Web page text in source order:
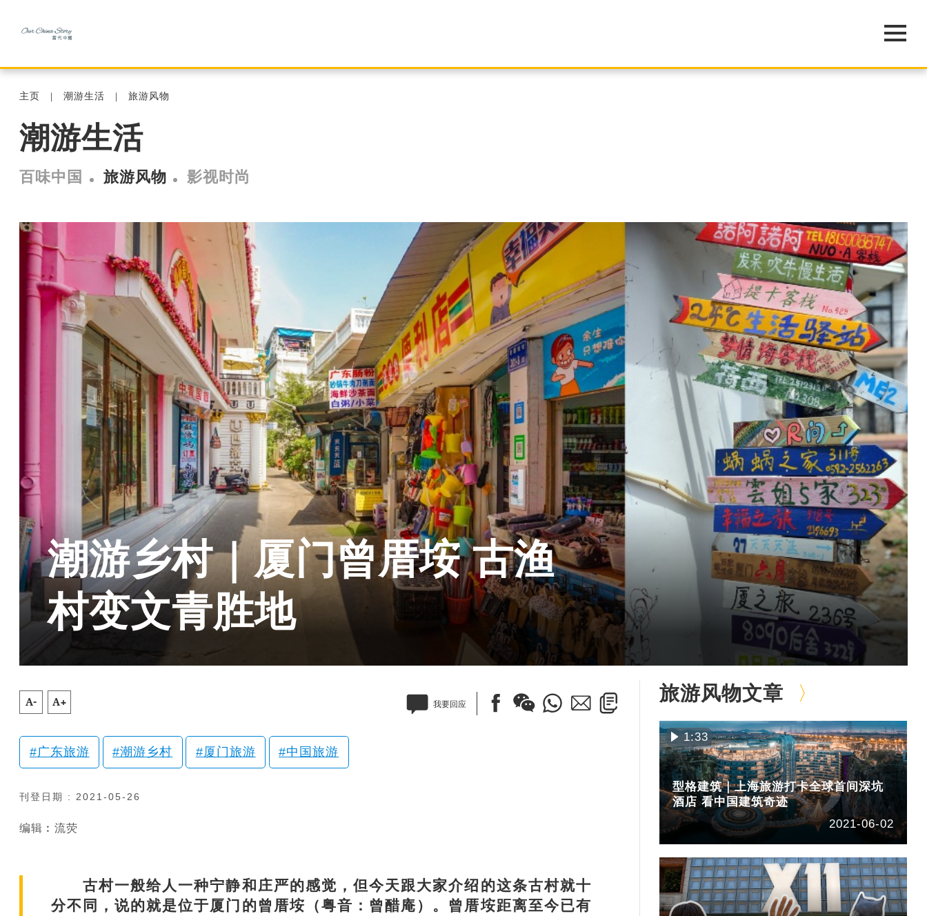
主页 潮游生活 旅游风物
潮游生活
百味中国 旅游风物 影视时尚
潮游乡村｜厦门曾厝垵 古渔
村变文青胜地
A- A+ 我要回应
广东旅游 潮游乡村 厦门旅游 中国旅游
刊登日期 : 2021-05-26
编辑︰流荧
古村一般给人一种宁静和庄严的感觉，但今天跟大家介绍的这条古村就十
分不同，说的就是位于厦门的曾厝垵（粤音：曾醋庵）。曾厝垵距离至今已有
旅游风物文章
1:33
型格建筑｜上海旅游打卡全球首间深坑
酒店 看中国建筑奇迹
2021-06-02